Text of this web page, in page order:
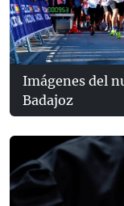
Imágenes del
Badajoz